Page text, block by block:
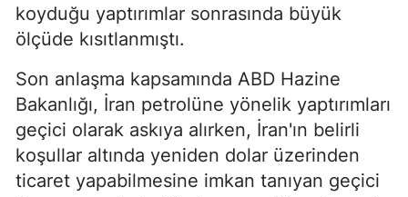
koyduğu yaptırımlar sonrasında büyük
ölçüde kısıtlanmıştı.
Son anlaşma kapsamında ABD Hazine
Bakanlığı, İran petrolüne yönelik yaptırımları
geçici olarak askıya alırken, İran'ın belirli
koşullar altında yeniden dolar üzerinden
ticaret yapabilmesine imkan tanıyan geçici